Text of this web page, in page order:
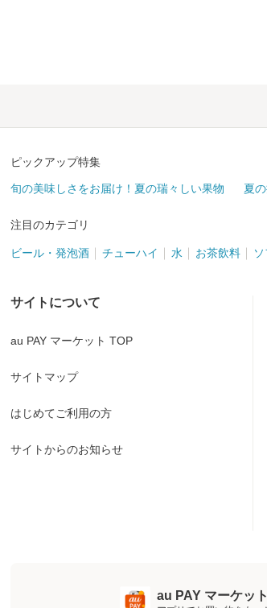
ピックアップ特集
旬の美味しさをお届け！夏の瑞々しい果物 夏
注目のカテゴリ
ビール・発泡酒 チューハイ 水 お茶飲料
サイトについて
au PAY マーケット TOP
サイトマップ
はじめてご利用の方
サイトからのお知らせ
au PAY マーケッ